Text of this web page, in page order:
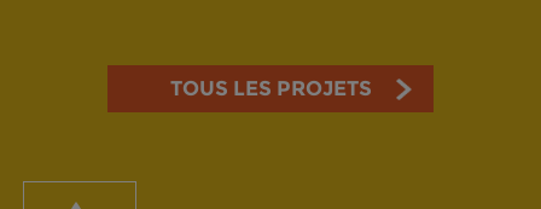
TOUS LES PROJETS